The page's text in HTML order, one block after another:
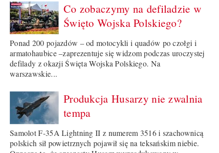
Co zobaczymy na defiladzie w
Święto Wojska Polskiego?
Ponad 200 pojazdów – od motocykli i quadów po czołgi i
armatohaubice –zaprezentuje się widzom podczas uroczystej
defilady z okazji Święta Wojska Polskiego. Na
warszawskie...
Produkcja Husarzy nie zwalnia
tempa
Samolot F-35A Lightning II z numerem 3516 i szachownicą
polskich sił powietrznych pojawił się na teksańskim niebie.